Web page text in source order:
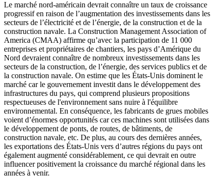
Le marché nord-américain devrait connaître un taux de croissance
progressif en raison de l’augmentation des investissements dans les
secteurs de l’électricité et de l’énergie, de la construction et de la
construction navale. La Construction Management Association of
America (CMAA) affirme qu’avec la participation de 11 000
entreprises et propriétaires de chantiers, les pays d’Amérique du
Nord devraient connaître de nombreux investissements dans les
secteurs de la construction, de l’énergie, des services publics et de
la construction navale. On estime que les États-Unis dominent le
marché car le gouvernement investit dans le développement des
infrastructures du pays, qui comprend plusieurs propositions
respectueuses de l'environnement sans nuire à l'équilibre
environnemental. En conséquence, les fabricants de grues mobiles
voient d’énormes opportunités car ces machines sont utilisées dans
le développement de ponts, de routes, de bâtiments, de
construction navale, etc. De plus, au cours des dernières années,
les exportations des États-Unis vers d’autres régions du pays ont
également augmenté considérablement, ce qui devrait en outre
influencer positivement la croissance du marché régional dans les
années à venir.